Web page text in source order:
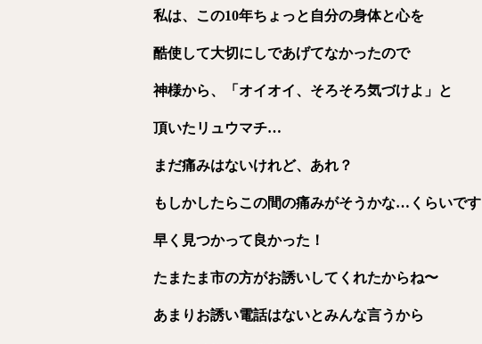
私は、この10年ちょっと自分の身体と心を
酷使して大切にしであげてなかったので
神様から、「オイオイ、そろそろ気づけよ」と
頂いたリュウマチ…
まだ痛みはないけれど、あれ？
もしかしたらこの間の痛みがそうかな…くらいです
早く見つかって良かった！
たまたま市の方がお誘いしてくれたからね〜
あまりお誘い電話はないとみんな言うから